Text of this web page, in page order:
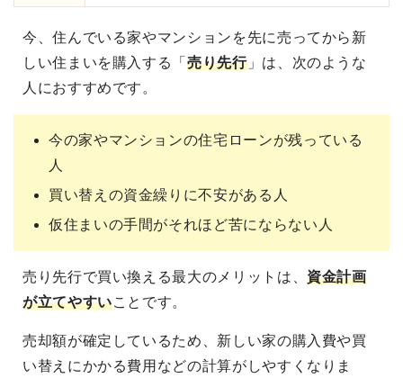
今、住んでいる家やマンションを先に売ってから新
しい住まいを購入する「売り先行」は、次のような
人におすすめです。
今の家やマンションの住宅ローンが残っている
人
買い替えの資金繰りに不安がある人
仮住まいの手間がそれほど苦にならない人
売り先行で買い換える最大のメリットは、資金計画
が立てやすいことです。
売却額が確定しているため、新しい家の購入費や買
い替えにかかる費用などの計算がしやすくなりま